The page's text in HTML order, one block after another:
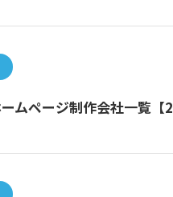
ムページ制作会社一覧【